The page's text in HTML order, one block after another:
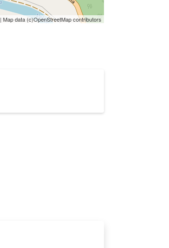
| Map data (c)OpenStreetMap contributors